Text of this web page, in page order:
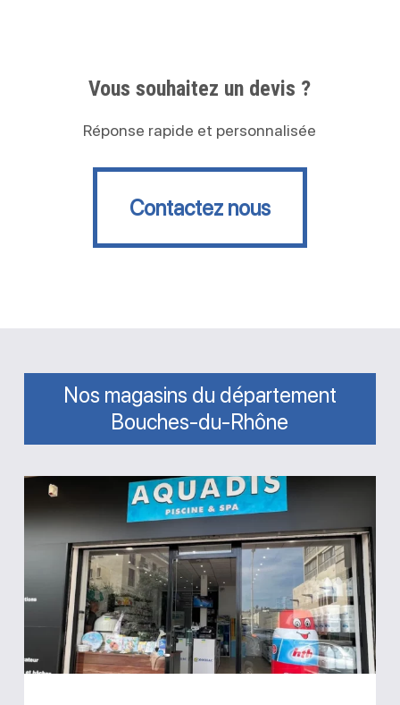
Vous souhaitez un devis ?
Réponse rapide et personnalisée
Contactez nous
Contactez nous
Nos magasins du département
Bouches-du-Rhône
Magasin
Aquadis
piscine
Carry-
le-
Rouet